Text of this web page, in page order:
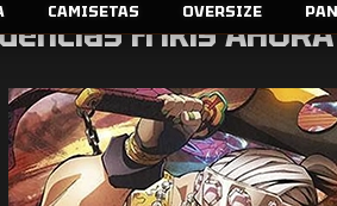
CAMISETAS OVERSIZE
frikis